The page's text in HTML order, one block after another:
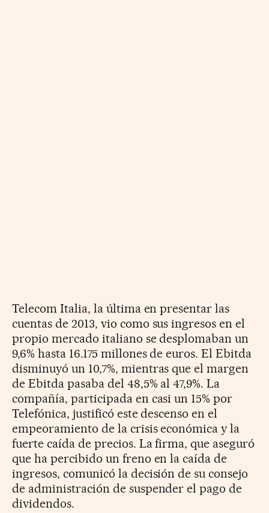
Telecom Italia, la última en presentar las
cuentas de 2013, vio como sus ingresos en el
propio mercado italiano se desplomaban un
9,6% hasta 16.175 millones de euros. El Ebitda
disminuyó un 10,7%, mientras que el margen
de Ebitda pasaba del 48,5% al 47,9%. La
compañía, participada en casi un 15% por
Telefónica, justificó este descenso en el
empeoramiento de la crisis económica y la
fuerte caída de precios. La firma, que aseguró
que ha percibido un freno en la caída de
ingresos, comunicó la decisión de su consejo
de administración de suspender el pago de
dividendos.